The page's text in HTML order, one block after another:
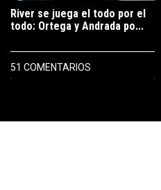
River se juega el todo por el
todo: Ortega y Andrada po...
51 COMENTARIOS